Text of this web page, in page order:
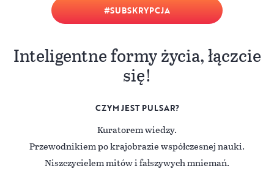
SUBSKRYPCJA
Inteligentne formy życia, łączcie
się!
CZYM JEST PULSAR?
Kuratorem wiedzy.
Przewodnikiem po krajobrazie współczesnej nauki.
Niszczycielem mitów i fałszywych mniemań.